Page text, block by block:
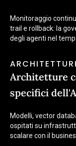
Monitoraggio
trail e rollback: la
degli agenti nel
Architetture
specifici
Modelli, vector
ospitati su
scalare con il